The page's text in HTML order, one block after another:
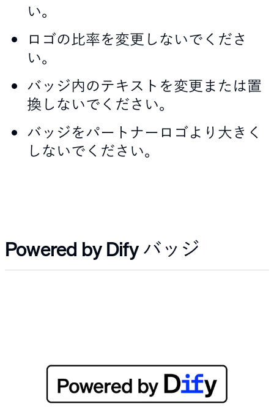
い。
ロゴの比率を変更しないでくださ
い。
バッジ内のテキストを変更または置
換しないでください。
バッジをパートナーロゴより大きく
しないでください。
Powered by Dify バッジ